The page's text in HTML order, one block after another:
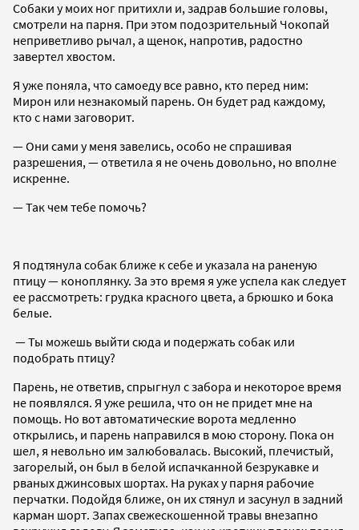
Собаки у моих ног притихли и, задрав большие головы,
смотрели на парня. При этом подозрительный Чокопай
неприветливо рычал, а щенок, напротив, радостно
завертел хвостом.
Я уже поняла, что самоеду все равно, кто перед ним:
Мирон или незнакомый парень. Он будет рад каждому,
кто с нами заговорит.
— Они сами у меня завелись, особо не спрашивая
разрешения, — ответила я не очень довольно, но вполне
искренне.
— Так чем тебе помочь?
Я подтянула собак ближе к себе и указала на раненую
птицу — коноплянку. За это время я уже успела как следует
ее рассмотреть: грудка красного цвета, а брюшко и бока
белые.
— Ты можешь выйти сюда и подержать собак или
подобрать птицу?
Парень, не ответив, спрыгнул с забора и некоторое время
не появлялся. Я уже решила, что он не придет мне на
помощь. Но вот автоматические ворота медленно
открылись, и парень направился в мою сторону. Пока он
шел, я невольно им залюбовалась. Высокий, плечистый,
загорелый, он был в белой испачканной безрукавке и
рваных джинсовых шортах. На руках у парня рабочие
перчатки. Подойдя ближе, он их стянул и засунул в задний
карман шорт. Запах свежескошенной травы внезапно